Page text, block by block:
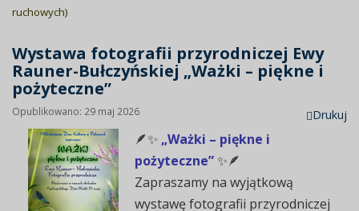
ruchowych)
Wystawa fotografii przyrodniczej Ewy
Rauner-Bułczyńskiej „Ważki – piękne i
pożyteczne”
Drukuj
Opublikowano: 29 maj 2026
🪶✨ „Ważki – piękne i
pożyteczne”✨🪶
Zapraszamy na wyjątkową
wystawę fotografii przyrodniczej